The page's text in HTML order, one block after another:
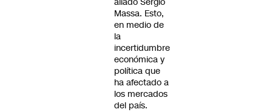
Massa. Esto,
en medio de
la
incertidumbre
económica y
política que
ha afectado a
los mercados
del país.